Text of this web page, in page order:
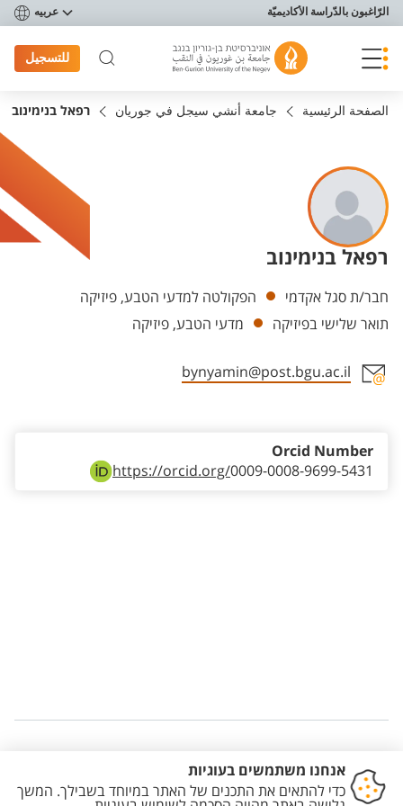
תפריט נגישות
الرّاغبون بالدّراسة الأكاديميّة عربيه
للتسجيل
الصفحة الرئيسية جامعة أنشي سيجل في جوريان רפאל בנימינוב
רפאל בנימינוב
Departments
חבר/ת סגל אקדמי
הפקולטה למדעי הטבע, פיזיקה
תואר שלישי בפיזיקה
מדעי הטבע, פיזיקה
bynyamin@post.bgu.ac.il
https://orcid.org/0009-0008-9699-5431
Orcid Number